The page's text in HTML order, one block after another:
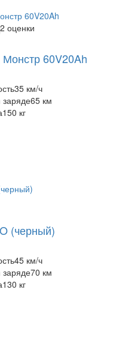
2 оценки
60V20Ah
35 км/ч
65 км
150 кг
(черный)
45 км/ч
70 км
130 кг